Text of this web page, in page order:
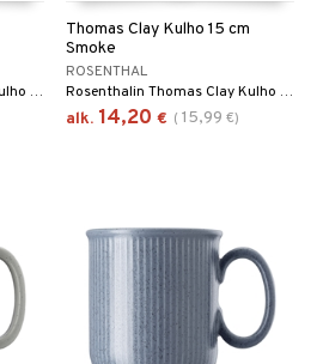
Rosenthalin Thomas Clay Kulho 15 cm on kivikeraaminen kulho vekitetyllä kuviolla lautasen yläosasta keskelle. Saatavana useita eri värejä.
Thomas Clay Kulho 15 cm
Smoke
ROSENTHAL
Rosenthalin Thomas Clay Kulho 15 cm on kivikeraaminen kulho vekitetyllä kuviolla lautasen yläosasta keskelle. Saatavana useita eri värejä.
alk. 14,20 € ( 15,99 €)